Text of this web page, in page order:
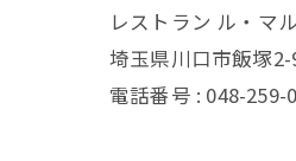
レストラン ル・マ
埼玉県川口市飯塚
電話番号 : 048-259-